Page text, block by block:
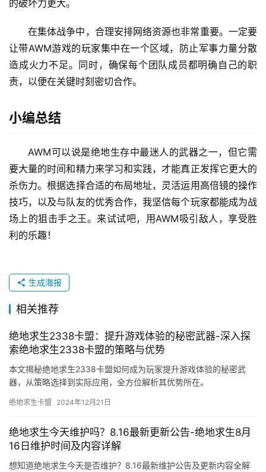
的破坏力更大。
在集体战争中，合理安排网络资源也非常重要。一定要
让带AWM游戏的玩家集中在一个区域，防止军事力量分散
造成火力不足。同时，确保每个团队成员都明确自己的职
责，以便在关键时刻密切合作。
小编总结
AWM可以说是绝地生存中最迷人的武器之一，但它需
要大量的时间和精力来学习和实践，才能真正发挥它更大的
杀伤力。根据选择合适的布局地址，灵活运用高倍镜的操作
技巧，以及与队友的优秀合作，我坚信每个玩家都能成为战
场上的狙击手之王。来试试吧，用AWM吸引敌人，享受胜
利的乐趣！
生成海报
相关推荐
绝地求生2338卡盟：提升游戏体验的秘密武器-深入探
索绝地求生2338卡盟的策略与优势
本文揭秘绝地求生2338卡盟如何成为玩家提升游戏体验的秘密武
器，从策略选择到实际应用，全方位解析其优势所在。
绝地求生卡盟 2024年12月21日
绝地求生今天维护吗？8.16最新更新公告-绝地求生8月
16日维护时间及内容详解
想知道绝地求生今天是否维护？8.16最新维护公告及更新内容全解